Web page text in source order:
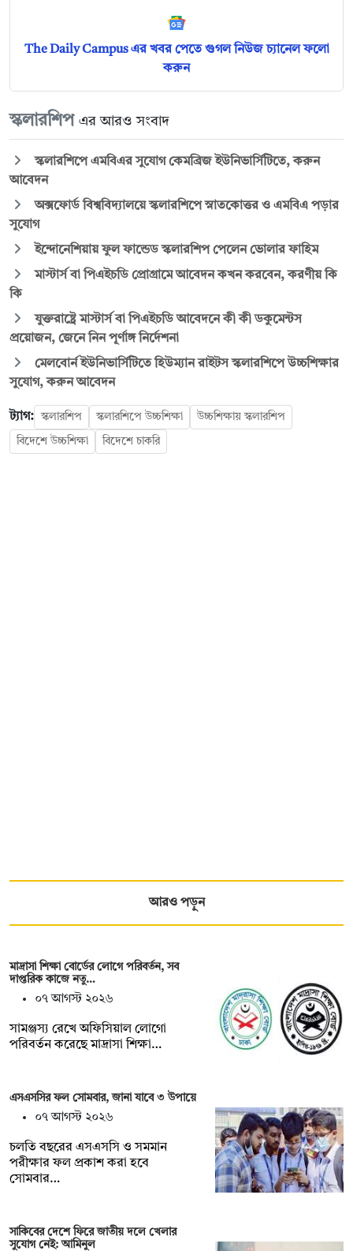
The Daily Campus এর খবর পেতে গুগল নিউজ চ্যানেল ফলো
করুন
স্কলারশিপ এর আরও সংবাদ
স্কলারশিপে এমবিএর সুযোগ কেমব্রিজ ইউনিভার্সিটিতে, করুন
আবেদন
অক্সফোর্ড বিশ্ববিদ্যালয়ে স্কলারশিপে স্নাতকোত্তর ও এমবিএ পড়ার
সুযোগ
ইন্দোনেশিয়ায় ফুল ফান্ডেড স্কলারশিপ পেলেন ভোলার ফাহিম
মাস্টার্স বা পিএইচডি প্রোগ্রামে আবেদন কখন করবেন, করণীয় কি
কি
যুক্তরাষ্ট্রে মাস্টার্স বা পিএইচডি আবেদনে কী কী ডকুমেন্টস
প্রয়োজন, জেনে নিন পূর্ণাঙ্গ নির্দেশনা
মেলবোর্ন ইউনিভার্সিটিতে হিউম্যান রাইটস স্কলারশিপে উচ্চশিক্ষার
সুযোগ, করুন আবেদন
ট্যাগ: স্কলারশিপ স্কলারশিপে উচ্চশিক্ষা উচ্চশিক্ষায় স্কলারশিপ
বিদেশে উচ্চশিক্ষা বিদেশে চাকরি
আরও পড়ুন
মাদ্রাসা শিক্ষা বোর্ডের লোগে পরিবর্তন, সব
দাপ্তরিক কাজে নতু…
০৭ আগস্ট ২০২৬
সামঞ্জস্য রেখে অফিসিয়াল লোগো
পরিবর্তন করেছে মাদ্রাসা শিক্ষা…
এসএসসির ফল সোমবার, জানা যাবে ৩ উপায়ে
০৭ আগস্ট ২০২৬
চলতি বছরের এসএসসি ও সমমান
পরীক্ষার ফল প্রকাশ করা হবে
সোমবার…
সাকিবের দেশে ফিরে জাতীয় দলে খেলার
সুযোগ নেই: আমিনুল